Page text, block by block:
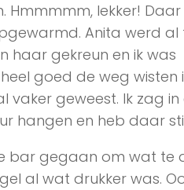
Hmmmmm, lekker! Daar
Anita werd al
haar gekreun en ik was
goed de weg wisten
vaker geweest. Ik zag
hangen en heb daar
bar gegaan om wat te
al wat drukker was.